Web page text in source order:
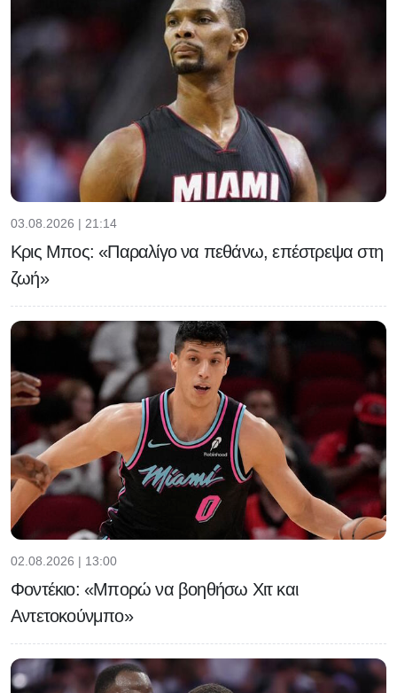
03.08.2026 | 21:14
Κρις Μπος: «Παραλίγο να πεθάνω, επέστρεψα στη
ζωή»
02.08.2026 | 13:00
Φοντέκιο: «Μπορώ να βοηθήσω Χιτ και
Αντετοκούνμπο»